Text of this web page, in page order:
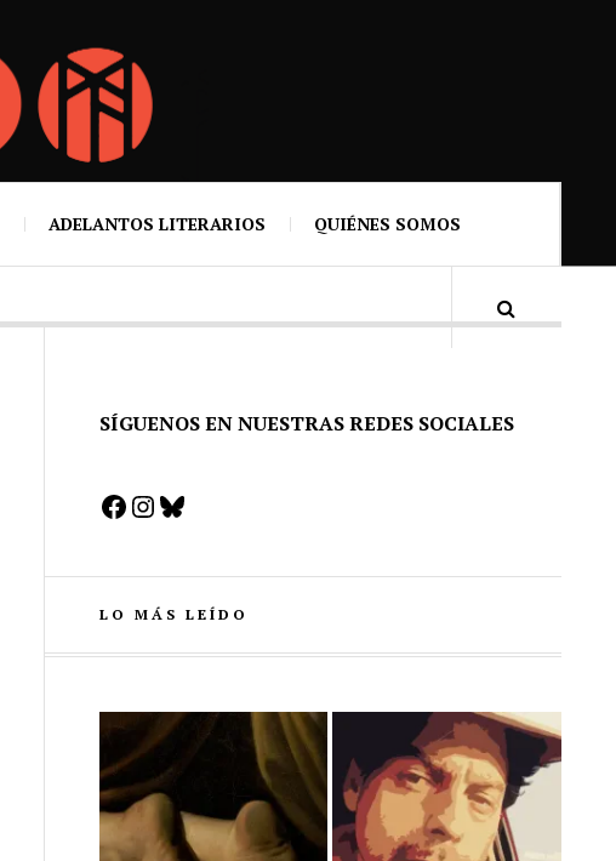
ADELANTOS LITERARIOS QUIÉNES SOMOS
SÍGUENOS EN NUESTRAS REDES SOCIALES
Facebook
Instagram
Bluesky
LO MÁS LEÍDO